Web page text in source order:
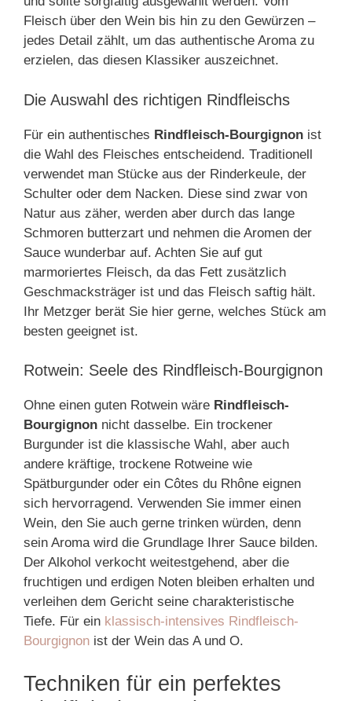
Fleisch über den Wein bis hin zu den Gewürzen –
jedes Detail zählt, um das authentische Aroma zu
erzielen, das diesen Klassiker auszeichnet.
Die Auswahl des richtigen Rindfleischs
Für ein authentisches Rindfleisch-Bourgignon ist
die Wahl des Fleisches entscheidend. Traditionell
verwendet man Stücke aus der Rinderkeule, der
Schulter oder dem Nacken. Diese sind zwar von
Natur aus zäher, werden aber durch das lange
Schmoren butterzart und nehmen die Aromen der
Sauce wunderbar auf. Achten Sie auf gut
marmoriertes Fleisch, da das Fett zusätzlich
Geschmacksträger ist und das Fleisch saftig hält.
Ihr Metzger berät Sie hier gerne, welches Stück am
besten geeignet ist.
Rotwein: Seele des Rindfleisch-Bourgignon
Ohne einen guten Rotwein wäre Rindfleisch-
Bourgignon nicht dasselbe. Ein trockener
Burgunder ist die klassische Wahl, aber auch
andere kräftige, trockene Rotweine wie
Spätburgunder oder ein Côtes du Rhône eignen
sich hervorragend. Verwenden Sie immer einen
Wein, den Sie auch gerne trinken würden, denn
sein Aroma wird die Grundlage Ihrer Sauce bilden.
Der Alkohol verkocht weitestgehend, aber die
fruchtigen und erdigen Noten bleiben erhalten und
verleihen dem Gericht seine charakteristische
Tiefe. Für ein klassisch-intensives Rindfleisch-
Bourgignon ist der Wein das A und O.
Techniken für ein perfektes